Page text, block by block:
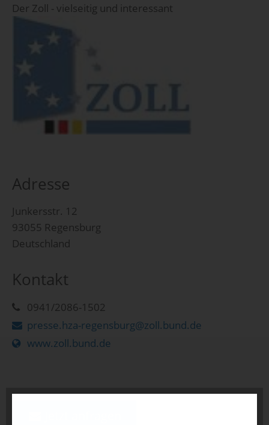
Der Zoll - vielseitig und interessant
Adresse
Junkersstr. 12
93055 Regensburg
Deutschland
Kontakt
0941/2086-1502
presse.hza-regensburg@zoll.bund.de
www.zoll.bund.de